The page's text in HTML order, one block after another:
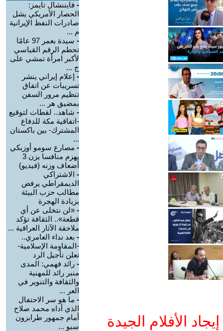
الأفلام الجيدة
- فايننشال تايمز:
الحصار الأمريكي يشل
صادرات النفط الإيرانية
م ...
-
سيدة بعمر 97 عامًا
تحطم الرقم القياسي
لأكبر امرأة تمشي على
ج ...
- إعلام إيراني ينشر
تسريبات عن اتفاق
تنظيم مرور السفن
بمضيق هر ...
- شاهد.. لقطات لتوقيع
-اتفاقية مكة للدفاع
المشترك- بين باكستان
...
- مصارع سومو أوزبكي
يهزم منافسا يزن 3
أضعاف وزنه (فيديو)
- الاشتراكي
الديمقراطي يرفض
مطالب حزب البيئة
بزيادة الهجرة
- «لن نتخلى عن أي
قطعة».. الثقافة تؤكد
ملاحقة الآثار العراقية ...
- بعد نداء العامري..
-المقاومة الإسلامية-
تعلن تأجيل الرد
- رائد فهمي: المدى
منبر رائد للمهنية
والثقافة والتنوير في
العر ...
- ما هو سر الاحتفال
الذي أداه محمد صلاح
أمام جمهور طرابزون
سبو ...